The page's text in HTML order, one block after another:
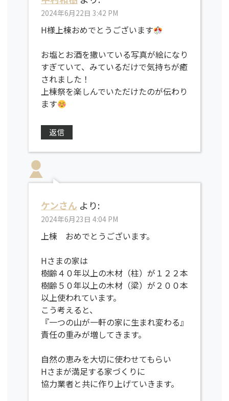
2024年6月22日 3:42 PM
H様上棟おめでとうございます
お塩とお酒を撒いている写真が絵になり
すぎていて、みているだけで気持ちが癒
されました！
上棟祭を楽しんでいただけたのが伝わり
ます
返信
ケンさん より:
2024年6月23日 4:04 PM
上棟 おめでとうございます。
Hさまの家は
樹齢４０年以上の木材（柱）が１２２本
樹齢５０年以上の木材（梁）が２００本
以上使われています。
こう考えると、
『一つの山が一軒の家に生まれ変わる』
責任の重みが増してきます。
自然の恵みを大切に使わせてもらい
Hさまが満足する家づくりに
協力業者と共に作り上げていきます。